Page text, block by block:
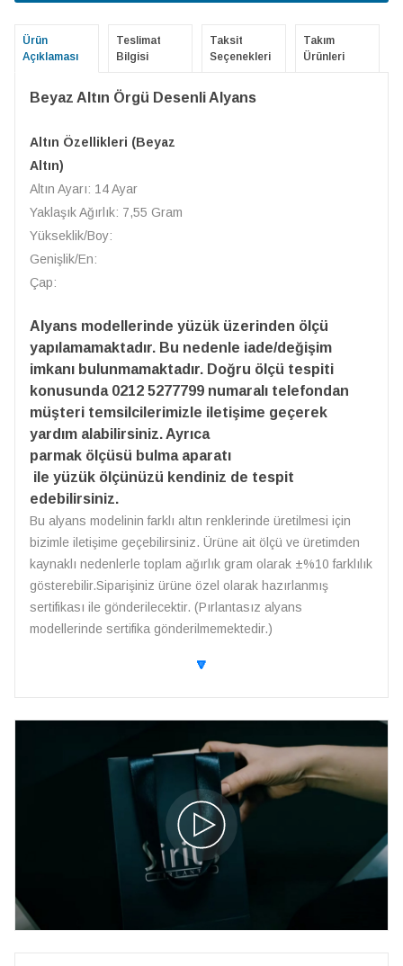
Ürün
Açıklaması
Teslimat
Bilgisi
Taksit
Seçenekleri
Takım
Ürünleri
Beyaz Altın Örgü Desenli Alyans
Altın Özellikleri (Beyaz
Altın)
Altın Ayarı: 14 Ayar
Yaklaşık Ağırlık: 7,55 Gram
Yükseklik/Boy:
Genişlik/En:
Çap:
Alyans modellerinde yüzük üzerinden ölçü
yapılamamaktadır. Bu nedenle iade/değişim
imkanı bulunmamaktadır. Doğru ölçü tespiti
konusunda 0212 5277799 numaralı telefondan
müşteri temsilcilerimizle iletişime geçerek
yardım alabilirsiniz. Ayrıca
parmak ölçüsü bulma aparatı
ile yüzük ölçünüzü kendiniz de tespit
edebilirsiniz.
Bu alyans modelinin farklı altın renklerinde üretilmesi için
bizimle iletişime geçebilirsiniz. Ürüne ait ölçü ve üretimden
kaynaklı nedenlerle toplam ağırlık gram olarak ±%10 farklılık
gösterebilir.Siparişiniz ürüne özel olarak hazırlanmış
sertifikası ile gönderilecektir. (Pırlantasız alyans
modellerinde sertifika gönderilmemektedir.)
🔽